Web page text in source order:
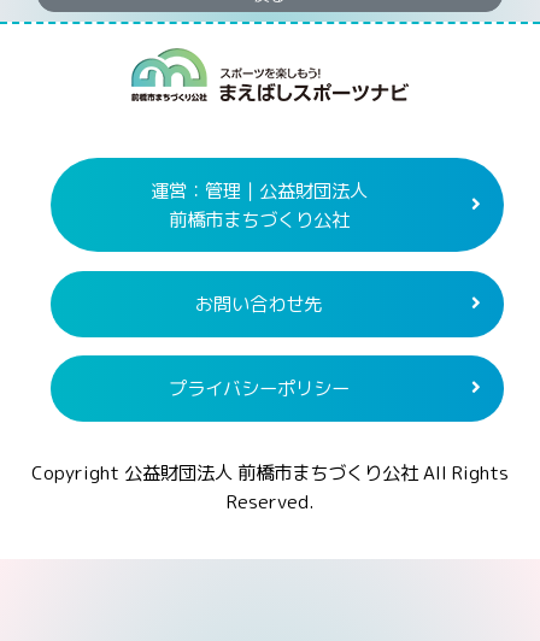
運営：管理｜公益財団法人
前橋市まちづくり公社
お問い合わせ先
プライバシーポリシー
Copyright 公益財団法人 前橋市まちづくり公社 All Rights
Reserved.